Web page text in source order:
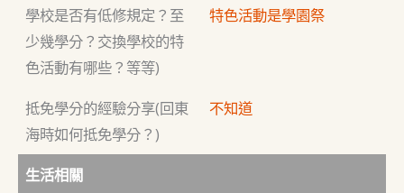
學校是否有低修規定？至
少幾學分？交換學校的特
色活動有哪些？等等)
特色活動是學園祭
抵免學分的經驗分享(回東
海時如何抵免學分？)
不知道
生活相關